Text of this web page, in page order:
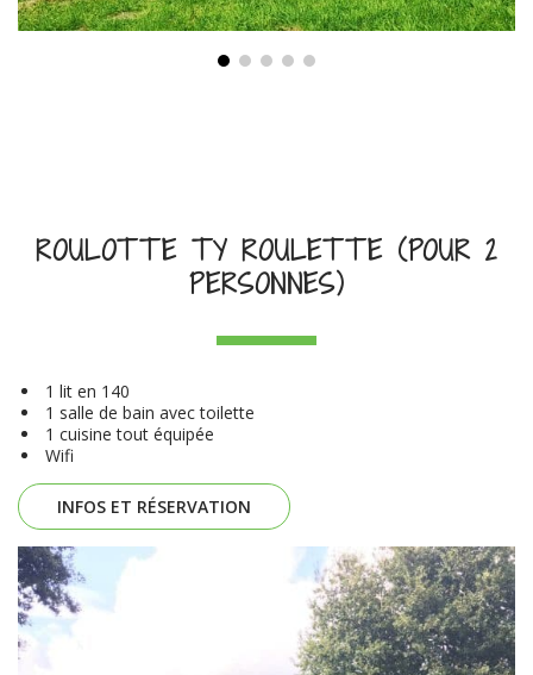
ROULOTTE TY ROULETTE (POUR 2
PERSONNES)
1 lit en 140
1 salle de bain avec toilette
1 cuisine tout équipée
Wifi
INFOS ET RÉSERVATION